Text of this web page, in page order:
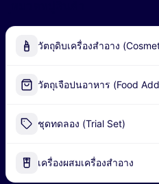
วัตถุดิบเครื่องสำอาง
Alpha-Arbutin
น้ำมันหอมระเหย (Essential
วัตถุเจือปนอาหาร (Food
Industrial Fermentation
ชุดทดลอง (Trial Set)
เครื่องผสมเครื่องสำอาง